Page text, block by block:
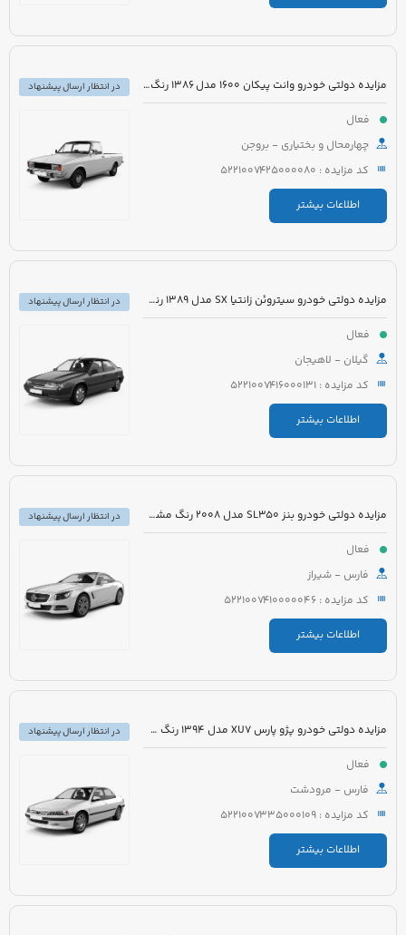
مزایده دولتی خودرو وانت پیکان 1600 مدل 1386 رنگ سفید روغنی
فعال
چهارمحال و بختیاری - بروجن
کد مزایده : 5221007425000080
اطلاعات بیشتر
در انتظار ارسال پیشنهاد
مزایده دولتی خودرو سیتروئن زانتیا SX مدل 1389 رنگ نقره ای
فعال
گیلان - لاهیجان
کد مزایده : 5221007416000131
اطلاعات بیشتر
در انتظار ارسال پیشنهاد
مزایده دولتی خودرو بنز SL350 مدل 2008 رنگ مشکی روغنی
فعال
فارس - شیراز
کد مزایده : 5221007410000046
اطلاعات بیشتر
در انتظار ارسال پیشنهاد
مزایده دولتی خودرو پژو پارس XU7 مدل 1394 رنگ سفید روغنی
فعال
فارس - مرودشت
کد مزایده : 5221007335000109
اطلاعات بیشتر
در انتظار ارسال پیشنهاد